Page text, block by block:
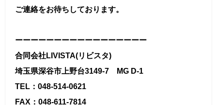
ご連絡をお待ちしております。
ーーーーーーーーーーーーーーーーー
合同会社LIVISTA(リビスタ)
埼玉県深谷市上野台3149-7 MG D-1
TEL：048-514-0621
FAX：048-611-7814